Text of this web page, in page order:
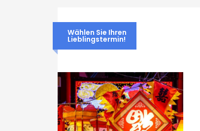
Wählen Sie Ihren
Lieblingstermin!